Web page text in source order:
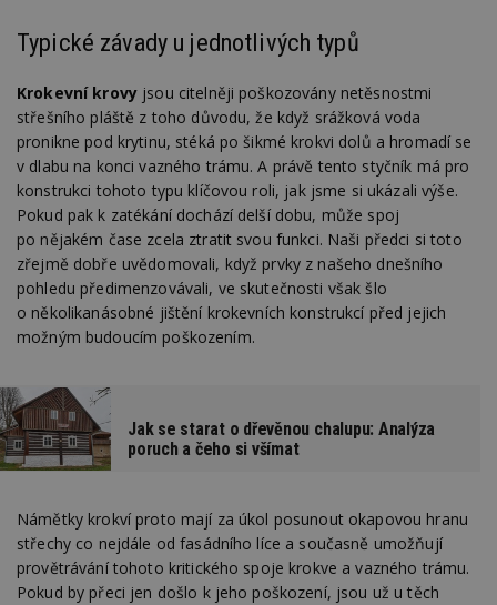
Typické závady u jednotlivých typů
Krokevní krovyjsou citelněji poškozovány netěsnostmi
střešního pláště z toho důvodu, že když srážková voda
pronikne pod krytinu, stéká po šikmé krokvi dolů a hromadí se
v dlabu na konci vazného trámu. A právě tento styčník má pro
konstrukci tohoto typu klíčovou roli, jak jsme si ukázali výše.
Pokud pak k zatékání dochází delší dobu, může spoj
po nějakém čase zcela ztratit svou funkci. Naši předci si toto
zřejmě dobře uvědomovali, když prvky z našeho dnešního
pohledu předimenzovávali, ve skutečnosti však šlo
o několikanásobné jištění krokevních konstrukcí před jejich
možným budoucím poškozením.
Jak se starat o dřevěnou chalupu: Analýza
poruch a čeho si všímat
Námětky krokví proto mají za úkol posunout okapovou hranu
střechy co nejdále od fasádního líce a současně umožňují
provětrávání tohoto kritického spoje krokve a vazného trámu.
Pokud by přeci jen došlo k jeho poškození, jsou už u těch